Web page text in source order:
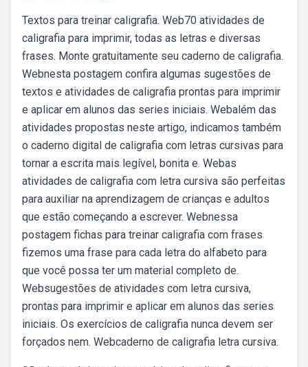
Textos para treinar caligrafia. Web70 atividades de
caligrafia para imprimir, todas as letras e diversas
frases. Monte gratuitamente seu caderno de caligrafia.
Webnesta postagem confira algumas sugestões de
textos e atividades de caligrafia prontas para imprimir
e aplicar em alunos das series iniciais. Webalém das
atividades propostas neste artigo, indicamos também
o caderno digital de caligrafia com letras cursivas para
tornar a escrita mais legível, bonita e. Webas
atividades de caligrafia com letra cursiva são perfeitas
para auxiliar na aprendizagem de crianças e adultos
que estão começando a escrever. Webnessa
postagem fichas para treinar caligrafia com frases
fizemos uma frase para cada letra do alfabeto para
que você possa ter um material completo de.
Websugestões de atividades com letra cursiva,
prontas para imprimir e aplicar em alunos das series
iniciais. Os exercícios de caligrafia nunca devem ser
forçados nem. Webcaderno de caligrafia letra cursiva.